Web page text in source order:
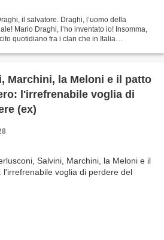
il salvatore. Draghi, l’uomo della
Mario Draghi, l’ho inventato io! Insomma,
quotidiano fra i clan che in Italia
Marchini, la Meloni e il patto
l'irrefrenabile voglia di
(ex)